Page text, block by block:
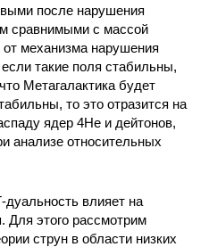
после нарушения
сравнимыми с массой
от механизма нарушения
такие поля стабильны,
Метагалактика будет
то это отразится на
ядер 4He и дейтонов,
анализе относительных
влияет на
Для этого рассмотрим
струн в области низких